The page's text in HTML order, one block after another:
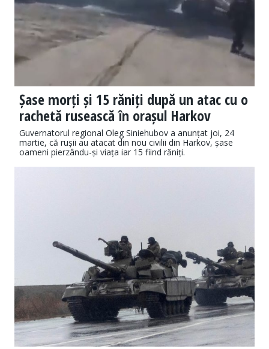
Șase morți și 15 răniți după un atac cu o
rachetă rusească în orașul Harkov
Guvernatorul regional Oleg Siniehubov a anunțat joi, 24
martie, că rușii au atacat din nou civilii din Harkov, șase
oameni pierzându-și viața iar 15 fiind răniți.